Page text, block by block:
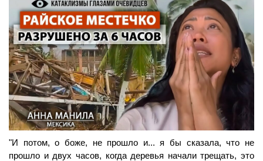
"И потом, о боже, не прошло и... я бы сказала, что не
прошло и двух часов, когда деревья начали трещать, это